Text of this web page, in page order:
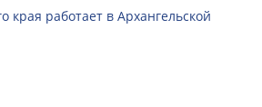
края работает в Архангельской